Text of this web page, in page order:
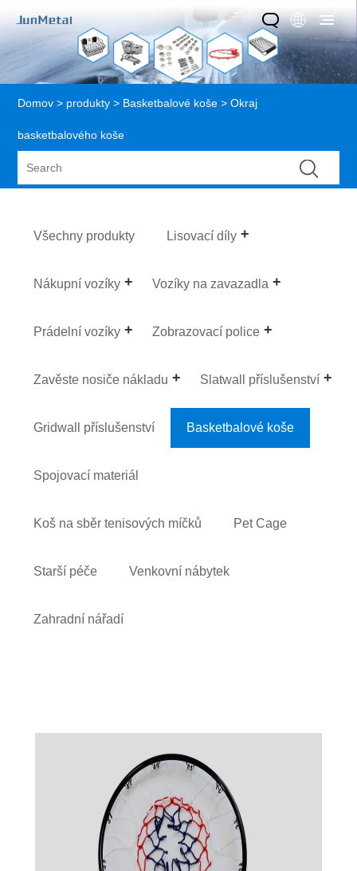
Domov > produkty > Basketbalové koše > Okraj
basketbalového koše
Všechny produkty Lisovací díly
Nákupní vozíky Vozíky na zavazadla
Prádelní vozíky Zobrazovací police
Zavěste nosiče nákladu Slatwall příslušenství
Gridwall příslušenství Basketbalové koše
Spojovací materiál
Koš na sběr tenisových míčků Pet Cage
Starší péče Venkovní nábytek
Zahradní nářadí